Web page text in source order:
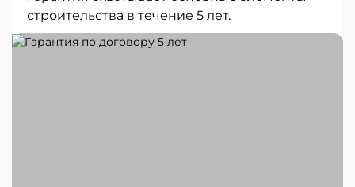
строительства в течение 5 лет.